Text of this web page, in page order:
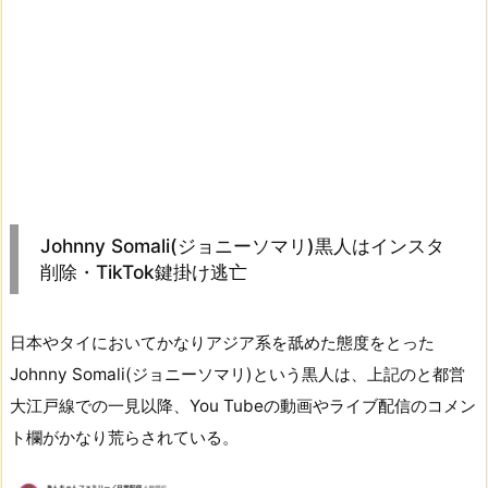
Johnny Somali(ジョニーソマリ)黒人はインスタ
削除・TikTok鍵掛け逃亡
日本やタイにおいてかなりアジア系を舐めた態度をとった
Johnny Somali(ジョニーソマリ)という黒人は、上記のと都営
大江戸線での一見以降、You Tubeの動画やライブ配信のコメン
ト欄がかなり荒らされている。